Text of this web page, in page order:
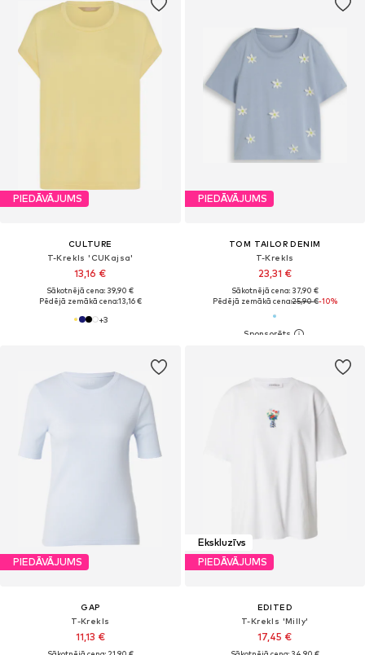
PIEDĀVĀJUMS
CULTURE
T-Krekls 'CUKajsa'
13,16 €
Sākotnējā cena: 39,90 €
Pēdējā zemākā cena:13,16 €
+3
PIEDĀVĀJUMS
TOM TAILOR DENIM
T-Krekls
23,31 €
Sākotnējā cena: 37,90 €
Pēdējā zemākā cena:25,90 €-10%
PIEDĀVĀJUMS
GAP
T-Krekls
11,13 €
Ekskluzīvs
PIEDĀVĀJUMS
EDITED
T-Krekls 'Milly'
17,45 €